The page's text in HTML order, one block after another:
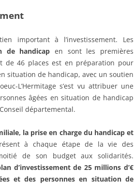
important à l’investissement. Les
de handicap en sont les premières
de 46 places est en préparation pour
situation de handicap, avec un soutien
L’Hermitage s’est vu attribuer une
âgées en situation de handicap
départemental.
la prise en charge du handicap et
à chaque étape de la vie des
de son budget aux solidarités.
d’investissement de 25 millions d’€
et des personnes en situation de